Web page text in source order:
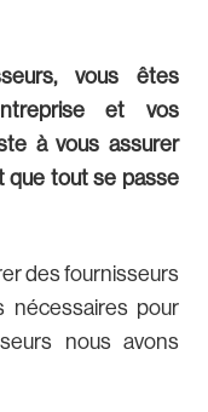
vous êtes
et vos
à vous assurer
que tout se passe
des fournisseurs
nécessaires pour
nous avons